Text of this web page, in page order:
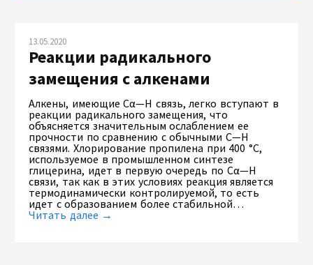
13.05.2020
Реакции радикального
замещения с алкенами
Алкены, имеющие Сα—Н связь, легко вступают в
реакции радикального замещения, что
объясняется значительным ослаблением ее
прочности по сравнению с обычными С—Н
связями. Хлорирование пропилена при 400 °С,
используемое в промышленном синтезе
глицерина, идет в первую очередь по Сα—Н
связи, так как в этих условиях реакция является
термодинамически контролируемой, то есть
идет с образованием более стабильной…
Читать далее →